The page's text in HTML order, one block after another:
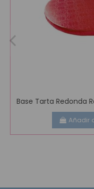
Base Tarta Redonda
Añadir